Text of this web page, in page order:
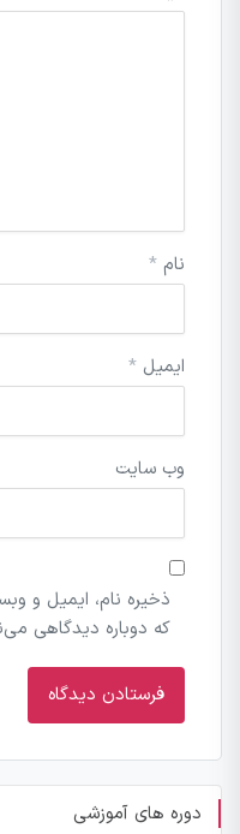
نام *
ایمیل *
وب‌ سایت
ذخیره نام، ایمیل و
که دوباره دیدگاهی
دوره های آموزشی